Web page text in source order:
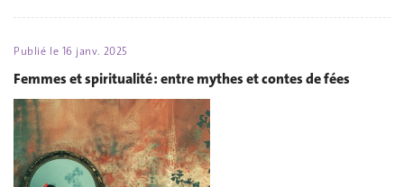
Publié le 16 janv. 2025
Femmes et spiritualité : entre mythes et contes de fées